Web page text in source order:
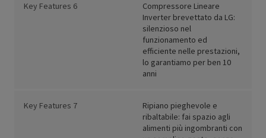
Key Features 6
Compressore Lineare
Inverter brevettato da LG:
silenzioso nel
funzionamento ed
efficiente nelle prestazioni,
lo garantiamo per ben 10
anni
Key Features 7
Ripiano pieghevole e
ribaltabile: fai spazio agli
alimenti più ingombranti con